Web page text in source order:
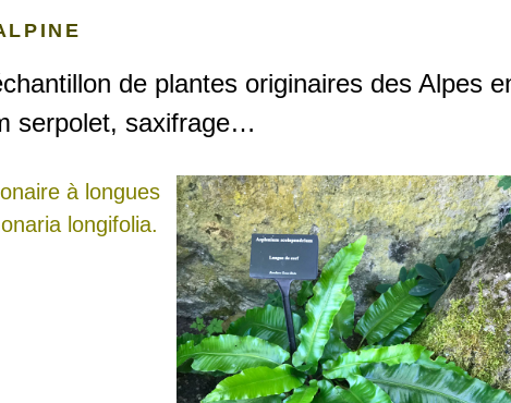
de plantes originaires des Alpes
serpolet, saxifrage…